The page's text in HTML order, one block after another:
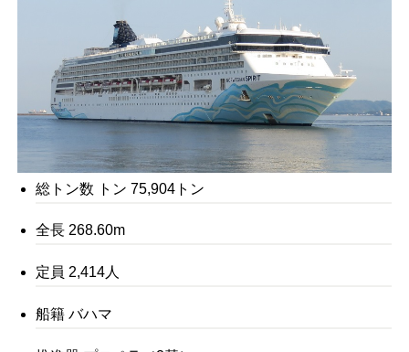
総トン数 トン 75,904トン
全長 268.60m
定員 2,414人
船籍 バハマ